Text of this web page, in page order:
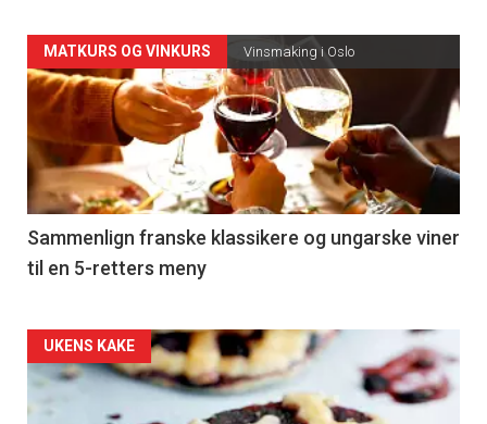
Forsiden
akkurat
nå
-
5
MATKURS OG VINKURS Vinsmaking i Oslo
Sammenlign franske klassikere og ungarske viner
til en 5-retters meny
Forsiden
akkurat
UKENS KAKE